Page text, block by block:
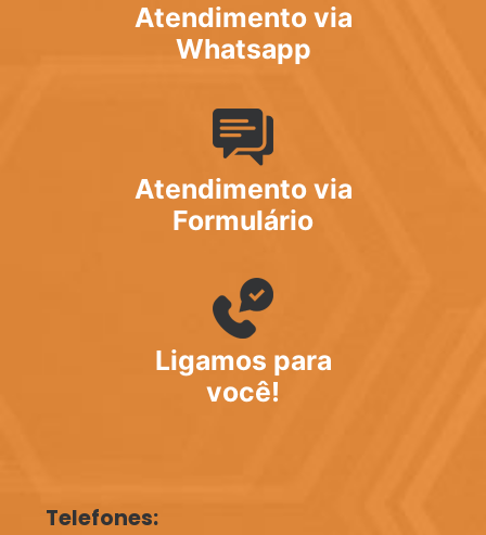
Atendimento via
Whatsapp
Atendimento via
Formulário
Ligamos para
você!
Telefones: